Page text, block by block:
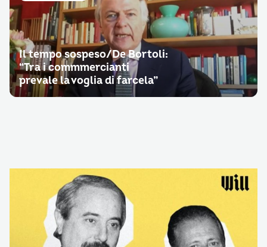
Il tempo sospeso/De Bortoli:
“Tra i commmercianti
prevale la voglia di farcela”